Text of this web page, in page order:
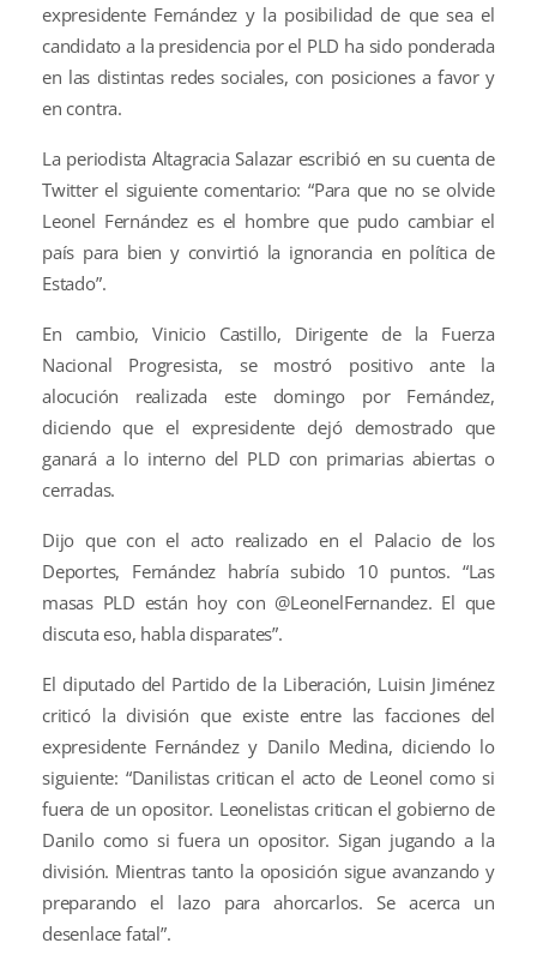
expresidente Fernández y la posibilidad de que sea el
candidato a la presidencia por el PLD ha sido ponderada
en las distintas redes sociales, con posiciones a favor y
en contra.
La periodista Altagracia Salazar escribió en su cuenta de
Twitter el siguiente comentario: “Para que no se olvide
Leonel Fernández es el hombre que pudo cambiar el
país para bien y convirtió la ignorancia en política de
Estado”.
En cambio, Vinicio Castillo, Dirigente de la Fuerza
Nacional Progresista, se mostró positivo ante la
alocución realizada este domingo por Fernández,
diciendo que el expresidente dejó demostrado que
ganará a lo interno del PLD con primarias abiertas o
cerradas.
Dijo que con el acto realizado en el Palacio de los
Deportes, Fernández habría subido 10 puntos. “Las
masas PLD están hoy con @LeonelFernandez. El que
discuta eso, habla disparates”.
El diputado del Partido de la Liberación, Luisin Jiménez
criticó la división que existe entre las facciones del
expresidente Fernández y Danilo Medina, diciendo lo
siguiente: “Danilistas critican el acto de Leonel como si
fuera de un opositor. Leonelistas critican el gobierno de
Danilo como si fuera un opositor. Sigan jugando a la
división. Mientras tanto la oposición sigue avanzando y
preparando el lazo para ahorcarlos. Se acerca un
desenlace fatal”.